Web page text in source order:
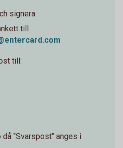
signera
till
till:
"Svarspost" anges i